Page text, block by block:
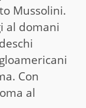
Mussolini.
al domani
Con
al